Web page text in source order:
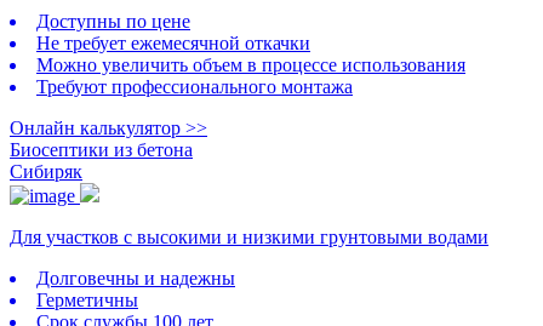
Доступны по цене
Не требует ежемесячной откачки
Можно увеличить объем в процессе использования
Требуют профессионального монтажа
Онлайн калькулятор >>
Биосептики из бетона
Сибиряк
Для участков с высокими и низкими грунтовыми водами
Долговечны и надежны
Герметичны
Срок службы 100 лет